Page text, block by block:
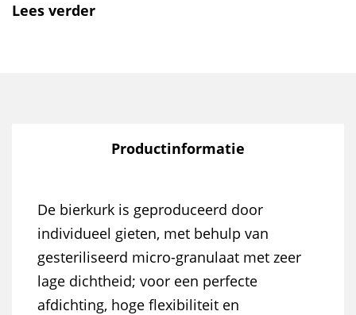
Lees verder
Productinformatie
De bierkurk is geproduceerd door
individueel gieten, met behulp van
gesteriliseerd micro-granulaat met zeer
lage dichtheid; voor een perfecte
afdichting, hoge flexibiliteit en